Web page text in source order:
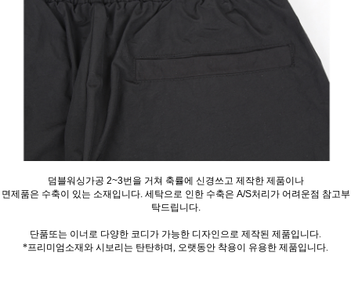
덤블워싱가공 2~3번을 거쳐 축률에 신경쓰고 제작한 제품이나
면제품은 수축이 있는 소재입니다. 세탁으로 인한 수축은 A/S처리가 어려운점 참고부
탁드립니다.
단품또는 이너로 다양한 코디가 가능한 디자인으로 제작된 제품입니다.
*프리미엄소재와 시보리는 탄탄하며, 오랫동안 착용이 유용한 제품입니다.